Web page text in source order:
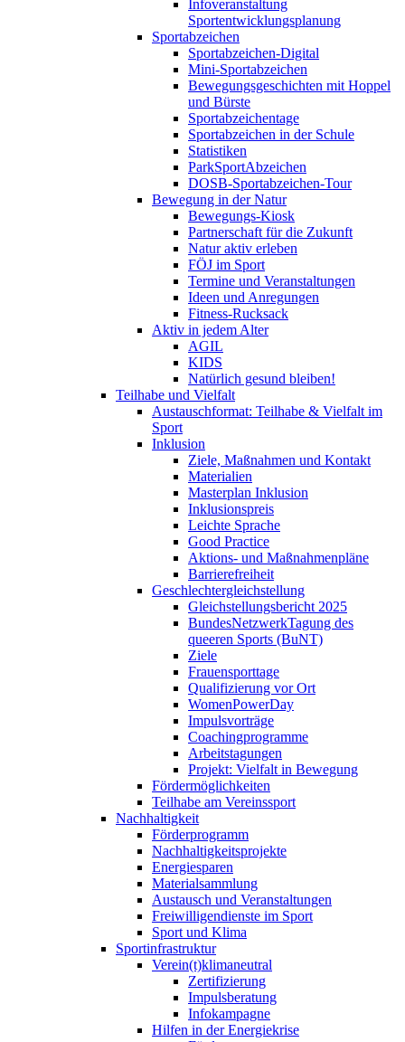
Infoveranstaltung
Sportentwicklungsplanung
Sportabzeichen
Sportabzeichen-Digital
Mini-Sportabzeichen
Bewegungsgeschichten mit Hoppel
und Bürste
Sportabzeichentage
Sportabzeichen in der Schule
Statistiken
ParkSportAbzeichen
DOSB-Sportabzeichen-Tour
Bewegung in der Natur
Bewegungs-Kiosk
Partnerschaft für die Zukunft
Natur aktiv erleben
FÖJ im Sport
Termine und Veranstaltungen
Ideen und Anregungen
Fitness-Rucksack
Aktiv in jedem Alter
AGIL
KIDS
Natürlich gesund bleiben!
Teilhabe und Vielfalt
Austauschformat: Teilhabe & Vielfalt im
Sport
Inklusion
Ziele, Maßnahmen und Kontakt
Materialien
Masterplan Inklusion
Inklusionspreis
Leichte Sprache
Good Practice
Aktions- und Maßnahmenpläne
Barrierefreiheit
Geschlechtergleichstellung
Gleichstellungsbericht 2025
BundesNetzwerkTagung des
queeren Sports (BuNT)
Ziele
Frauensporttage
Qualifizierung vor Ort
WomenPowerDay
Impulsvorträge
Coachingprogramme
Arbeitstagungen
Projekt: Vielfalt in Bewegung
Fördermöglichkeiten
Teilhabe am Vereinssport
Nachhaltigkeit
Förderprogramm
Nachhaltigkeitsprojekte
Energiesparen
Materialsammlung
Austausch und Veranstaltungen
Freiwilligendienste im Sport
Sport und Klima
Sportinfrastruktur
Verein(t)klimaneutral
Zertifizierung
Impulsberatung
Infokampagne
Hilfen in der Energiekrise